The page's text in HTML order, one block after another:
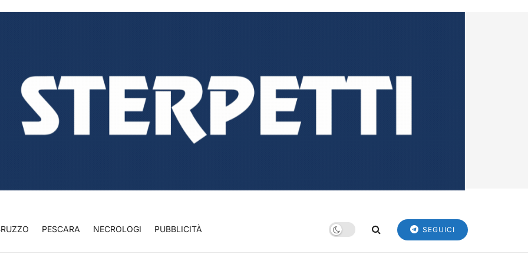
PESCARA NECROLOGI PUBBLICITÀ SEGUICI